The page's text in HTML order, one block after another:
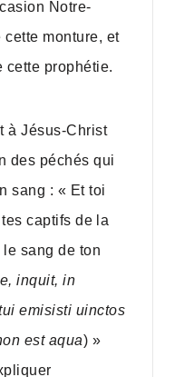
Notre-
monture, et
cette prophétie.
à Jésus-Christ
des péchés qui
sang : « Et toi
captifs de la
sang de ton
inquit, in
emisisti uinctos
est aqua) »